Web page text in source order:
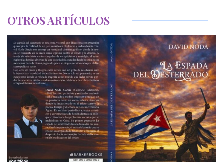
OTROS ARTÍCULOS